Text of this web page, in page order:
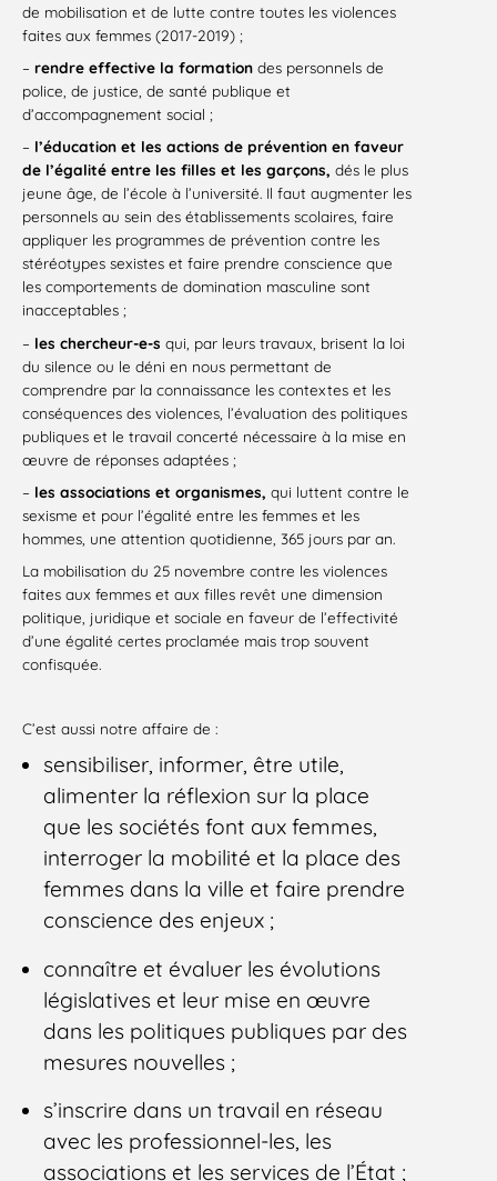
de mobilisation et de lutte contre toutes les violences
faites aux femmes (2017-2019) ;
– rendre effective la formation des personnels de
police, de justice, de santé publique et
d’accompagnement social ;
– l’éducation et les actions de prévention en faveur
de l’égalité entre les filles et les garçons, dés le plus
jeune âge, de l’école à l’université. Il faut augmenter les
personnels au sein des établissements scolaires, faire
appliquer les programmes de prévention contre les
stéréotypes sexistes et faire prendre conscience que
les comportements de domination masculine sont
inacceptables ;
– les chercheur-e-s qui, par leurs travaux, brisent la loi
du silence ou le déni en nous permettant de
comprendre par la connaissance les contextes et les
conséquences des violences, l’évaluation des politiques
publiques et le travail concerté nécessaire à la mise en
œuvre de réponses adaptées ;
– les associations et organismes, qui luttent contre le
sexisme et pour l’égalité entre les femmes et les
hommes, une attention quotidienne, 365 jours par an.
La mobilisation du 25 novembre contre les violences
faites aux femmes et aux filles revêt une dimension
politique, juridique et sociale en faveur de l’effectivité
d’une égalité certes proclamée mais trop souvent
confisquée.
C’est aussi notre affaire de :
sensibiliser, informer, être utile,
alimenter la réflexion sur la place
que les sociétés font aux femmes,
interroger la mobilité et la place des
femmes dans la ville et faire prendre
conscience des enjeux ;
connaître et évaluer les évolutions
législatives et leur mise en œuvre
dans les politiques publiques par des
mesures nouvelles ;
s’inscrire dans un travail en réseau
avec les professionnel-les, les
associations et les services de l’État ;